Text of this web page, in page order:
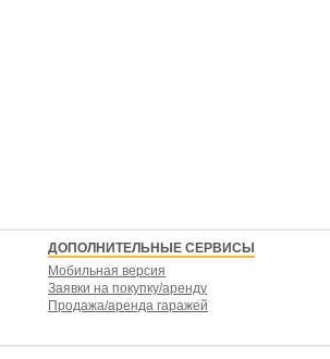
ДОПОЛНИТЕЛЬНЫЕ СЕРВИСЫ
Мобильная версия
Заявки на покупку/аренду
Продажа/аренда гаражей